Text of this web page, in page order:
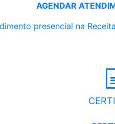
AGENDAR
presencial na